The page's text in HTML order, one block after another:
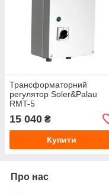
Трансформаторний
регулятор Soler&Palau
RMT-5
15 040 ₴
Купити
Про нас